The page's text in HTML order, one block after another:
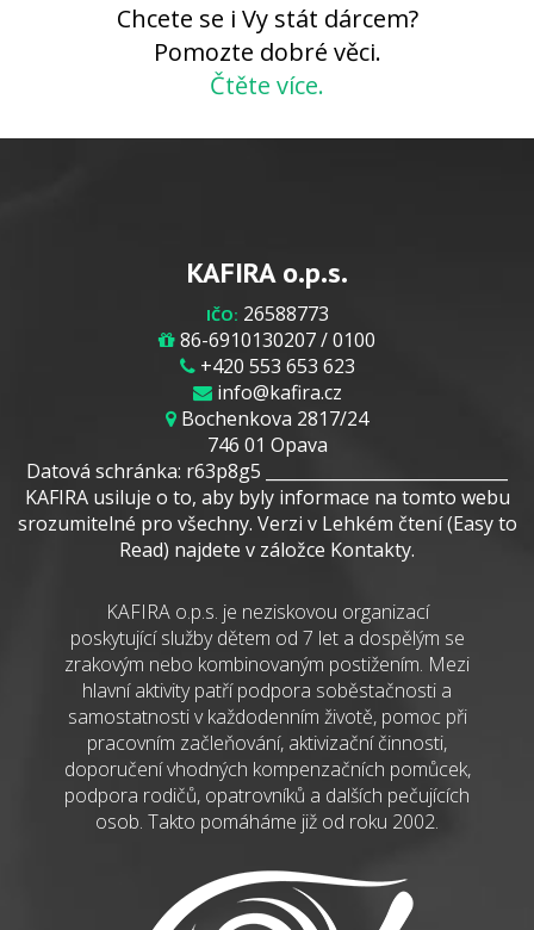
Chcete se i Vy stát dárcem?
Pomozte dobré věci.
Čtěte více.
KAFIRA o.p.s.
IČO: 26588773
86-6910130207 / 0100
+420 553 653 623
info@kafira.cz
Bochenkova 2817/24
746 01 Opava
Datová schránka: r63p8g5 _____________________________
KAFIRA usiluje o to, aby byly informace na tomto webu
srozumitelné pro všechny. Verzi v Lehkém čtení (Easy to
Read) najdete v záložce Kontakty.
KAFIRA o.p.s. je neziskovou organizací
poskytující služby dětem od 7 let a dospělým se
zrakovým nebo kombinovaným postižením. Mezi
hlavní aktivity patří podpora soběstačnosti a
samostatnosti v každodenním životě, pomoc při
pracovním začleňování, aktivizační činnosti,
doporučení vhodných kompenzačních pomůcek,
podpora rodičů, opatrovníků a dalších pečujících
osob. Takto pomáháme již od roku 2002.